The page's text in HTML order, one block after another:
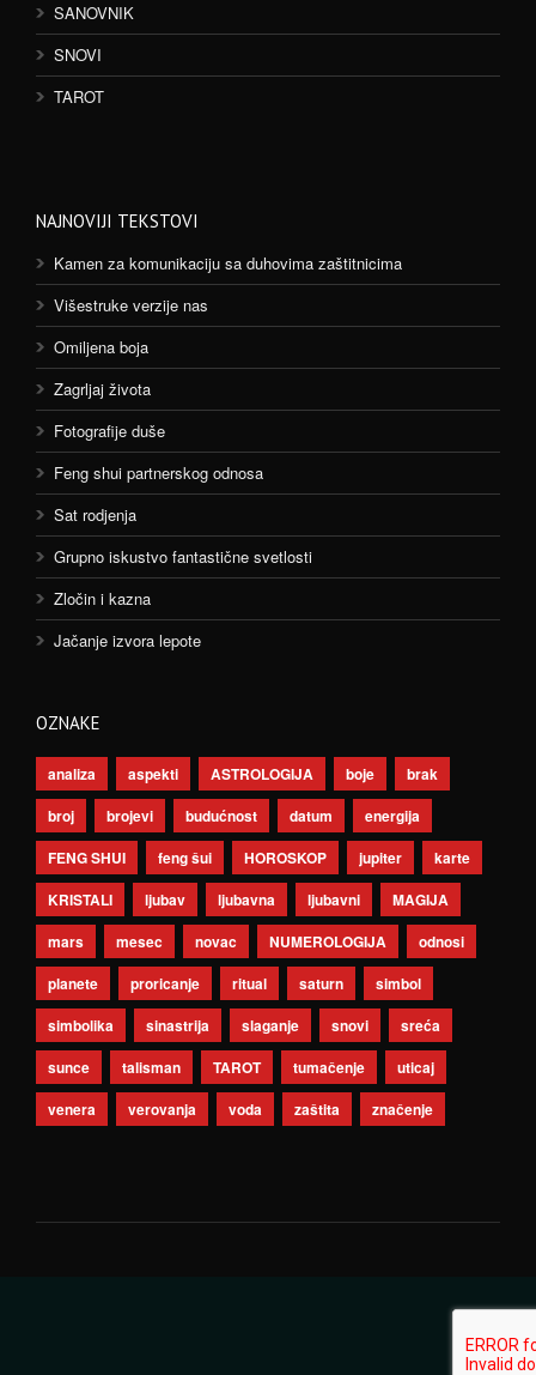
SANOVNIK
SNOVI
TAROT
NAJNOVIJI TEKSTOVI
Kamen za komunikaciju sa duhovima zaštitnicima
Višestruke verzije nas
Omiljena boja
Zagrljaj života
Fotografije duše
Feng shui partnerskog odnosa
Sat rodjenja
Grupno iskustvo fantastične svetlosti
Zločin i kazna
Jačanje izvora lepote
OZNAKE
analiza aspekti ASTROLOGIJA boje
brak
broj
brojevi budućnost datum
energija
FENG SHUI
feng šui HOROSKOP jupiter
karte
KRISTALI
ljubav ljubavna ljubavni
MAGIJA
mars
mesec novac NUMEROLOGIJA
odnosi
planete
proricanje ritual saturn
simbol
simbolika
sinastrija slaganje snovi
sreća
sunce
talisman TAROT tumačenje
uticaj
venera
verovanja voda zaštita značenje